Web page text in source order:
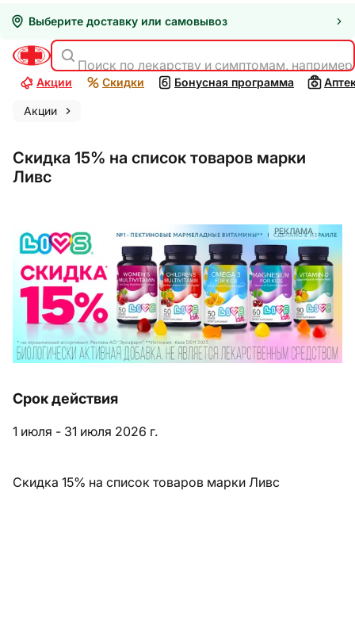
Выберите доставку или самовывоз
Поиск по лекарству и симптомам,
Акции Скидки Бонусная программа
Акции
Скидка 15% на список товаров марки
Ливс
Срок действия
1 июля - 31 июля 2026 г.
Скидка 15% на список товаров марки Ливс
РЕКЛАМА